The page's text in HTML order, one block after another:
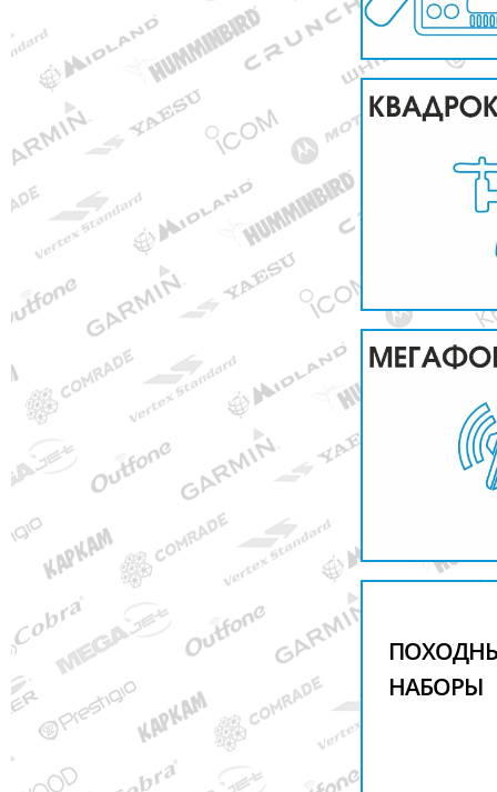
НАБОРЫ